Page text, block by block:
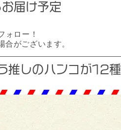
届け予定
ォロー！
がございます。
推しのハンコが12種